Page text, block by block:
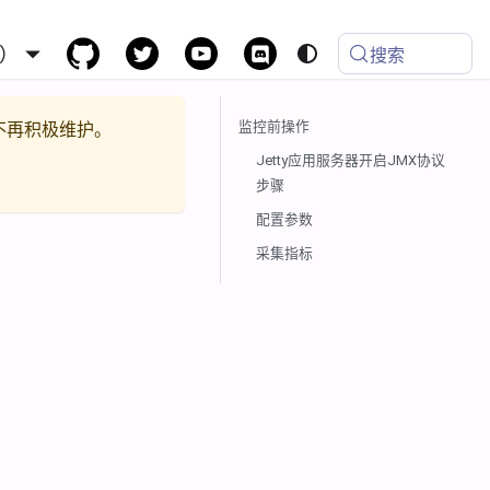
搜索
积极维护。 监控前操作
Jetty应用服务器开启JMX协议
步骤
配置参数
采集指标